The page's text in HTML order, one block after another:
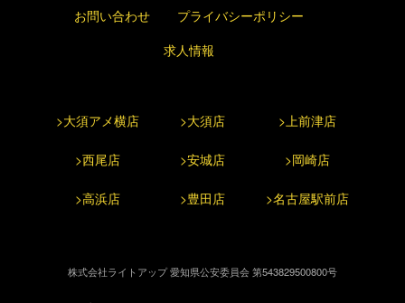
お問い合わせ
プライバシーポリシー
求人情報
>大須アメ横店 >大須店 >上前津店
>西尾店 >安城店 >岡崎店
>高浜店 >豊田店 >名古屋駅前店
株式会社ライトアップ 愛知県公安委員会 第543829500800号